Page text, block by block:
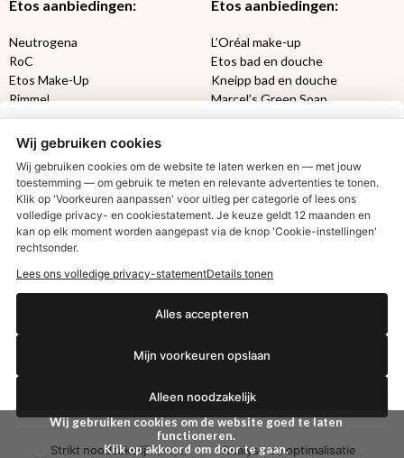
Etos aanbiedingen:
Neutrogena
RoC
Etos Make-Up
Rimmel
Max Factor
Etos aanbiedingen:
L’Oréal make-up
Etos bad en douche
Kneipp bad en douche
Marcel’s Green Soap
Oral-B
Etos aanbiedingen:
Aussie
Gillette
Gezichtsverzorging
Syoss
DETOXEN
Always
Libresse
Gliss Kur
Etos billendoekjes
VISION SUN
Zwitsal SUNWij gebruiken cookies om de website goed te laten
functioneren.
Klik op akkoord om door te gaan.
Wij gebruiken cookies
Wij gebruiken cookies om de website te laten werken en — met jouw
toestemming — om gebruik te meten en relevante advertenties te tonen.
Klik op 'Voorkeuren aanpassen' voor uitleg per categorie of lees ons
volledige privacy- en cookiestatement. Je keuze geldt 12 maanden en
kan op elk moment worden aangepast via de knop 'Cookie-instellingen'
rechtsonder.
Lees ons volledige privacy-statementDetails tonen
Alles accepteren
Mijn voorkeuren opslaan
Alleen noodzakelijk
Strikt noodzakelijk(altijd) Analyse en optimalisatie
€2,50 korting?
Ja, ik wil korting